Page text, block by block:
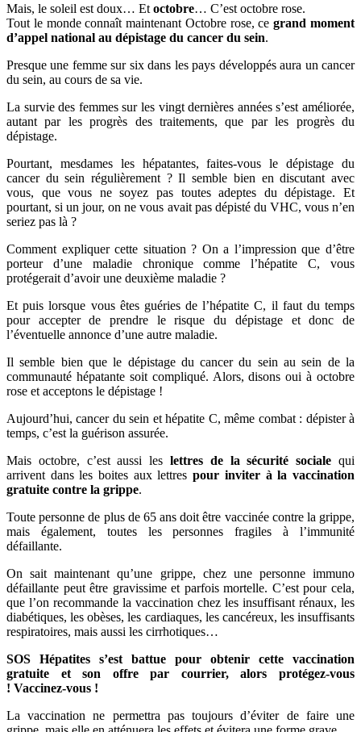
Mais, le soleil est doux… Et octobre… C’est octobre rose.
Tout le monde connaît maintenant Octobre rose, cegrand moment
d’appel national au dépistage du cancer du sein.
Presque une femme sur six dans les pays développés aura un cancer
du sein, au cours de sa vie.
La survie des femmes sur les vingt dernières années s’est améliorée,
autant par les progrès des traitements, que par les progrès du
dépistage.
Pourtant, mesdames les hépatantes, faites-vous le dépistage du
cancer du sein régulièrement ? Il semble bien en discutant avec
vous, que vous ne soyez pas toutes adeptes du dépistage. Et
pourtant, si un jour, on ne vous avait pas dépisté du VHC, vous n’en
seriez pas là ?
Comment expliquer cette situation ? On a l’impression que d’être
porteur d’une maladie chronique comme l’hépatite C, vous
protégerait d’avoir une deuxième maladie ?
Et puis lorsque vous êtes guéries de l’hépatite C, il faut du temps
pour accepter de prendre le risque du dépistage et donc de
l’éventuelle annonce d’une autre maladie.
Il semble bien que le dépistage du cancer du sein au sein de la
communauté hépatante soit compliqué. Alors, disons oui à octobre
rose et acceptons le dépistage !
Aujourd’hui, cancer du sein et hépatite C, même combat : dépister à
temps, c’est la guérison assurée.
Mais octobre, c’est aussi les lettres de la sécurité sociale qui
arrivent dans les boites aux lettrespour inviter à la vaccination
gratuite contre la grippe.
Toute personne de plus de 65 ans doit être vaccinée contre la grippe,
mais également, toutes les personnes fragiles à l’immunité
défaillante.
On sait maintenant qu’une grippe, chez une personne immuno
défaillante peut être gravissime et parfois mortelle. C’est pour cela,
que l’on recommande la vaccination chez les insuffisant rénaux, les
diabétiques, les obèses, les cardiaques, les cancéreux, les insuffisants
respiratoires, mais aussi les cirrhotiques…
SOS Hépatites s’est battue pour obtenir cette vaccination
gratuite et son offre par courrier,alors protégez-vous
! Vaccinez-vous !
La vaccination ne permettra pas toujours d’éviter de faire une